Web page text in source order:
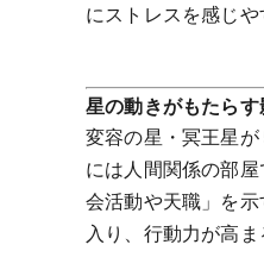
にストレスを感じ
星の動きがもたらす
変容の星・冥王星
には人間関係の部
会活動や天職」を
入り、行動力が高ま